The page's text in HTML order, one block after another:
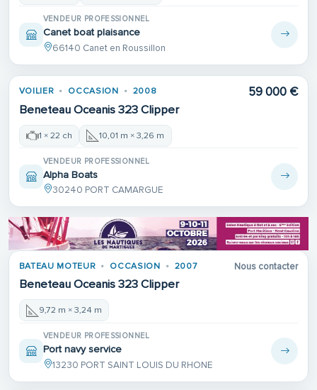
VENDEUR PROFESSIONNEL
Canet boat plaisance
66140 Canet en Roussillon
VOILIER OCCASION 2008
Beneteau Oceanis 323 Clipper
59 000 €
1 × 22 ch 10,01 m × 3,26 m
VENDEUR PROFESSIONNEL
Alpha Boats
30240 PORT CAMARGUE
BATEAU MOTEUR OCCASION 2007
Beneteau Oceanis 323 Clipper
Nous contacter
9,72 m × 3,24 m
VENDEUR PROFESSIONNEL
Port navy service
13230 PORT SAINT LOUIS DU RHONE